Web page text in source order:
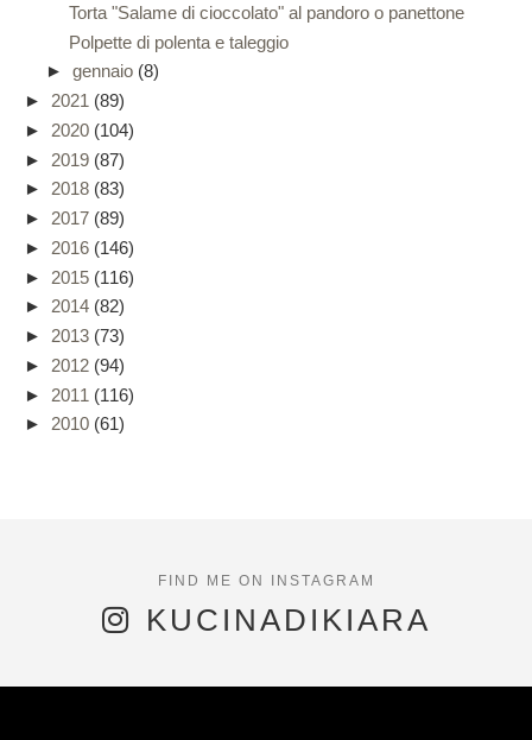
Torta "Salame di cioccolato" al pandoro o panettone
Polpette di polenta e taleggio
► gennaio (8)
► 2021 (89)
► 2020 (104)
► 2019 (87)
► 2018 (83)
► 2017 (89)
► 2016 (146)
► 2015 (116)
► 2014 (82)
► 2013 (73)
► 2012 (94)
► 2011 (116)
► 2010 (61)
KUCINADIKIARA